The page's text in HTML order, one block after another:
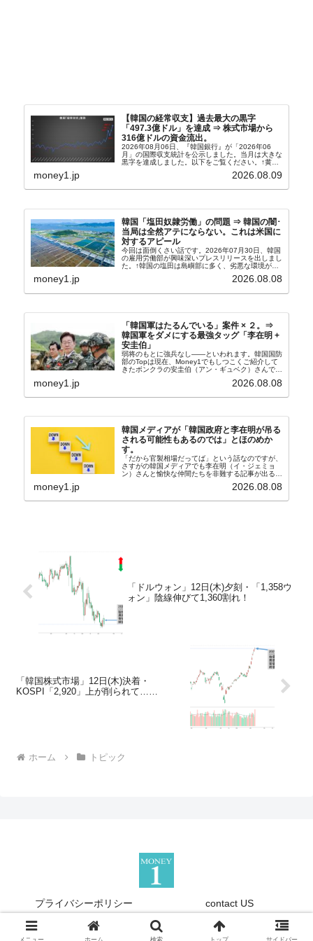
【韓国の経常収支】過去最大の黒字
「497.3億ドル」を達成 ⇒ 株式市場から
316億ドルの資金流出。
2026年08月06日、『韓国銀行』が「2026年06
月」の国際収支統計を公示しました。当月は大きな
黒字を達成しました。以下をご覧ください。↑黄色
の経常収支です。2026年06月貿易収支：4...
money1.jp 2026.08.09
韓国「塩田奴隷労働」の問題 ⇒ 韓国の闇･
当局は全然アテにならない。これは米国に
対するアピール
今回は面倒くさい話です。2026年07月30日、韓国
の雇用労働部が興味深いプレスリリースを出しまし
た。↑韓国の塩田は島嶼部に多く、劣悪な環境が一
たといわれます（後述）。これは、いわゆる「塩田
money1.jp 2026.08.08
「韓国軍はたるんでいる」案件 × ２。⇒
韓国軍をダメにする最強タッグ「李在明 +
安圭伯」
弱将のもとに強兵なし――といわれます。韓国国防
部のTopは現在、Money1でもしつこくご紹介して
きたボンクラの安圭伯（アン・ギュベク）さんで
さんと「韓国初の文官上がり」の国防部長官安圭伯
money1.jp 2026.08.08
韓国メディアが「韓国政府と李在明が吊る
される可能性もあるのでは」とほのめか
す。
「だから官製相場だってば」という話なのですが、
さすがの韓国メディアでも李在明（イ・ジェミョ
ン）さんと愉快な仲間たちを非難する記事が出るよ
『朝鮮日報』に面白い記事が出ています。「東西南
money1.jp 2026.08.08
「ドルウォン」12日(木)夕刻・「1,358ウ
ォン」陰線伸びて1,360割れ！
「韓国株式市場」12日(木)決着・
KOSPI「2,920」上が削られて……
ホーム トピック
プライバシーポリシー contact US
Copyright © 2013-2026 『Money1』 All Rights Reserved.
メニュー ホーム 検索 トップ サイドバー